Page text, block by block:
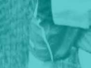
Junnujoukkue
Tytöt
Joukkueen nimi
www-osoite